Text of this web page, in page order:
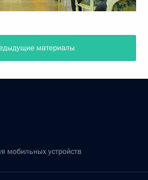
материалы
мобильных устройств